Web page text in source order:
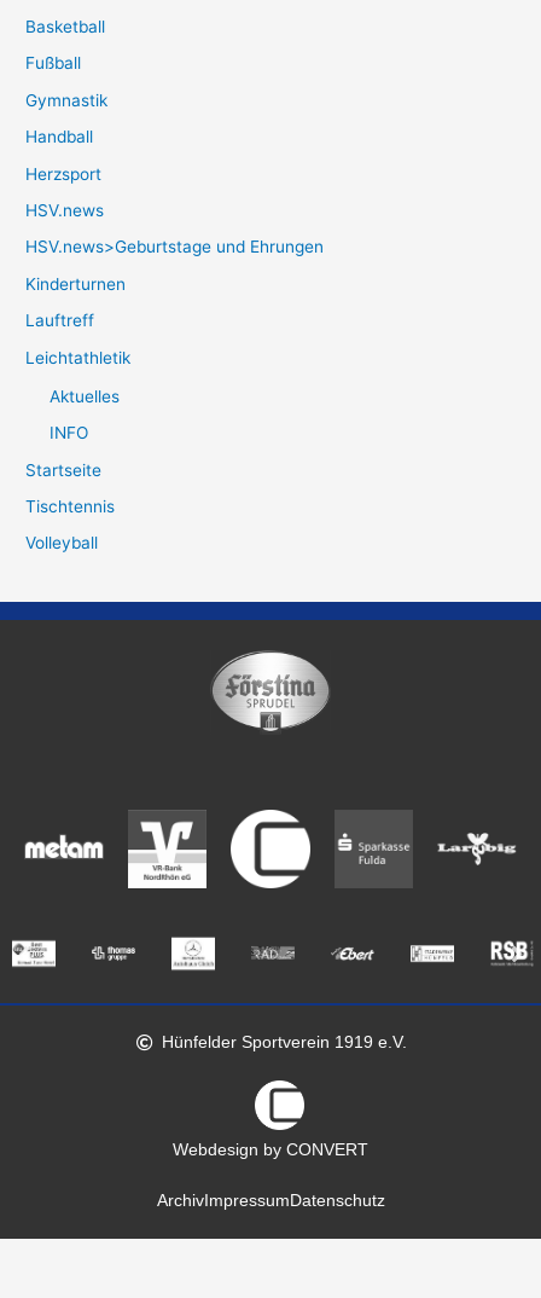
Basketball
Fußball
Gymnastik
Handball
Herzsport
HSV.news
HSV.news>Geburtstage und Ehrungen
Kinderturnen
Lauftreff
Leichtathletik
Aktuelles
INFO
Startseite
Tischtennis
Volleyball
Hünfelder Sportverein 1919 e.V.
Webdesign by CONVERT
ArchivImpressumDatenschutz